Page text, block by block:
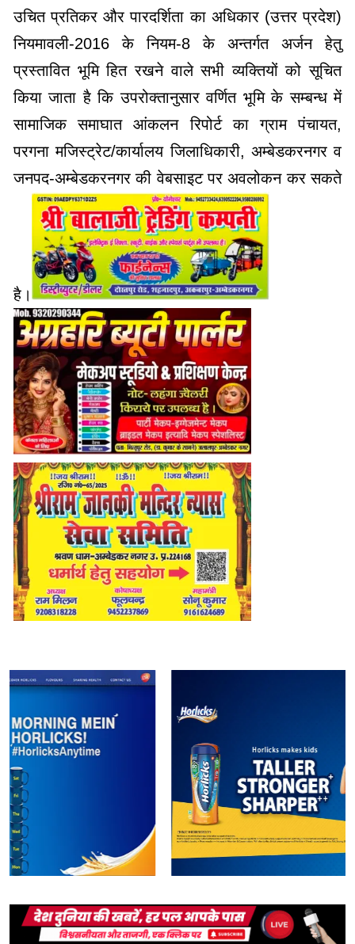
उचित प्रतिकर और पारदर्शिता का अधिकार (उत्तर प्रदेश)
नियमावली-2016 के नियम-8 के अन्तर्गत अर्जन हेतु
प्रस्तावित भूमि हित रखने वाले सभी व्यक्तियों को सूचित
किया जाता है कि उपरोक्तानुसार वर्णित भूमि के सम्बन्ध में
सामाजिक समाघात आंकलन रिपोर्ट का ग्राम पंचायत,
परगना मजिस्ट्रेट/कार्यालय जिलाधिकारी, अम्बेडकरनगर व
जनपद-अम्बेडकरनगर की वेबसाइट पर अवलोकन कर सकते
है।